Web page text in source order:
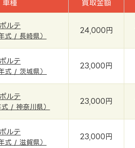
車種 買取金額
ポルテ
式 / 長崎県）
24,000円
ポルテ
式 / 茨城県）
23,000円
ポルテ
/ 神奈川県）
23,000円
ポルテ
式 / 滋賀県）
23,000円